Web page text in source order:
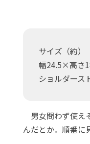
サイズ（約）
幅24.5×高さ
ショルダース
男女問わず使え
んだとか。順番に